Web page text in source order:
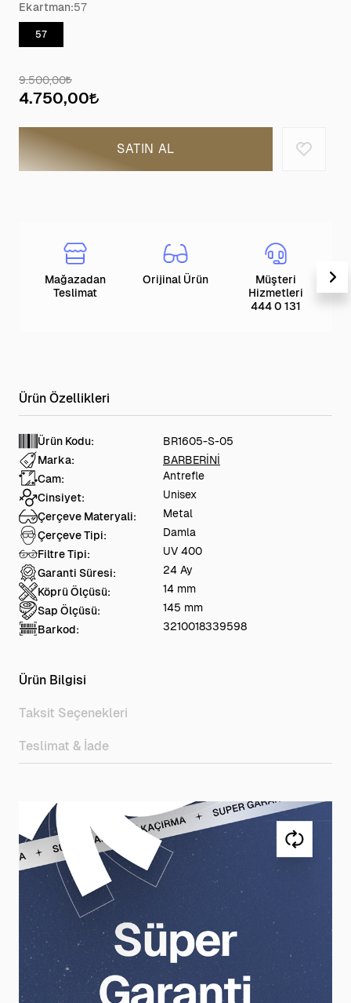
Ekartman:57
57
9.500,00
4.750,00
SATIN AL
Mağazadan
Teslimat
Orijinal Ürün
Müşteri
Hizmetleri
444 0 131
Ürün Kodu:
BR1605-S-05
Marka:
BARBERİNİ
Cam:
Antrefle
Cinsiyet:
Unisex
Çerçeve Materyali:
Metal
Çerçeve Tipi:
Damla
Filtre Tipi:
UV 400
Garanti Süresi:
24 Ay
Köprü Ölçüsü:
14 mm
Sap Ölçüsü:
145 mm
Barkod:
3210018339598
Ürün Bilgisi
Taksit Seçenekleri
Teslimat & İade